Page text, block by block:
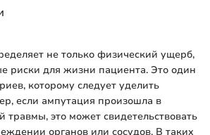
не только физический ущерб,
риски для жизни пациента. Это один
которому следует уделить
если ампутация произошла в
травмы, это может свидетельствовать
органов или сосудов. В таких